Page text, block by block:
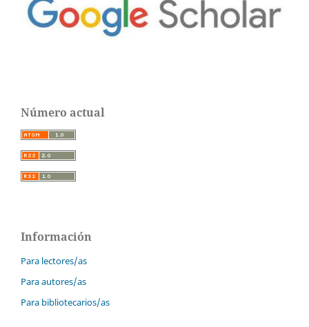
Número actual
Información
Para lectores/as
Para autores/as
Para bibliotecarios/as